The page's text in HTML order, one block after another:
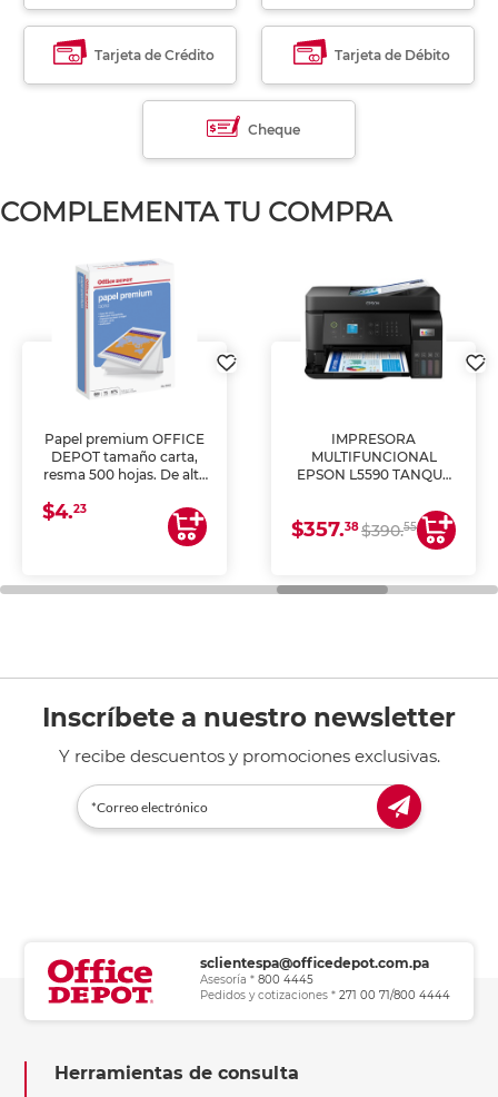
Tarjeta de Crédito Tarjeta de Débito
Cheque
COMPLEMENTA TU COMPRA
Papel premium OFFICE
DEPOT tamaño carta,
resma 500 hojas. De alta
uniforme, ideal para
impresoras de inyección
de tinta y láser,
general de oficina.
$4.23
IMPRESORA
MULTIFUNCIONAL
EPSON L5590 TANQUE
COPIA Y ESCANEA)
$357.38$390.55
Inscríbete a nuestro newsletter
Y recibe descuentos y promociones exclusivas.
sclientespa@officedepot.com.pa
Asesoría * 800 4445
Pedidos y cotizaciones * 271 00 71/800 4444
Herramientas de consulta